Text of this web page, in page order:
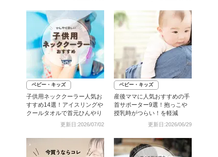
ベビー・キッズ
子供用ネッククーラー人気お
すすめ14選！アイスリングや
クールタオルで首元ひんやり
更新日:2026/07/02
ベビー・キッズ
産後ママに人気おすすめの手
首サポーター9選！抱っこや
授乳時がつらい！を軽減
更新日:2026/06/29